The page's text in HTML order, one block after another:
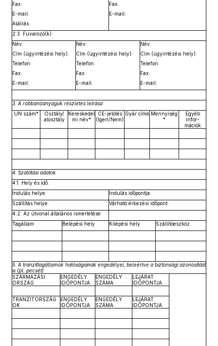
Fax:
Fax:
E-mail:
E-mail:
Aláírás:
2.3. Fuvarozó(k)
Név:
Név:
Név:
Cím (ügyintézési hely):
Cím (ügyintézési hely):
Cím (ügyintézési hely):
Telefon:
Telefon:
Telefon:
Fax:
Fax:
Fax:
E-mail:
E-mail: E-mail:
3. A robbanóanyagok részletes leírása
UN szám*
Osztály/
alosztály
Kereskedel
mi név*
CE-jelölés
(Igen/Nem)
Gyár címe Mennyiség
*
Egyéb
infor-
mációk
4. Szállítási adatok
4.1. Hely és idő:
Indulás helye:
Indulás időpontja:
Szállítás helye:
Várható érkezési időpont:
4.2. Az útvonal általános ismertetése:
Tagállam
Belépési hely Kilépési hely Szállítóeszköz
5. A tranzittagállamok hatóságainak engedélyei, beleértve a biztonsági azonosítást
is (pl. pecsét)
SZÁRMAZÁSI
ORSZÁG
ENGEDÉLY
IDŐPONTJA
ENGEDÉLY
SZÁMA
LEJÁRAT
IDŐPONTJA
TRANZITORSZÁG
OK
ENGEDÉLY
IDŐPONTJA
ENGEDÉLY
SZÁMA
LEJÁRAT
IDŐPONTJA